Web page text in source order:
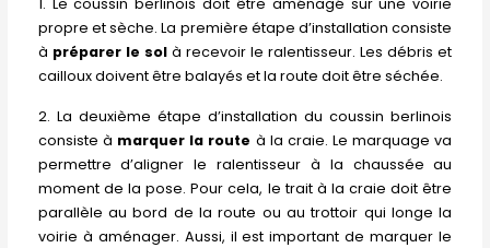
1. Le coussin berlinois doit être aménagé sur une voirie
propre et sèche. La première étape d’installation consiste
à préparer le solà recevoir le ralentisseur. Les débris et
cailloux doivent être balayés et la route doit être séchée.
2. La deuxième étape d’installation du coussin berlinois
consiste à marquer la route à la craie. Le marquage va
permettre d’aligner le ralentisseur à la chaussée au
moment de la pose. Pour cela, le trait à la craie doit être
parallèle au bord de la route ou au trottoir qui longe la
voirie à aménager. Aussi, il est important de marquer le